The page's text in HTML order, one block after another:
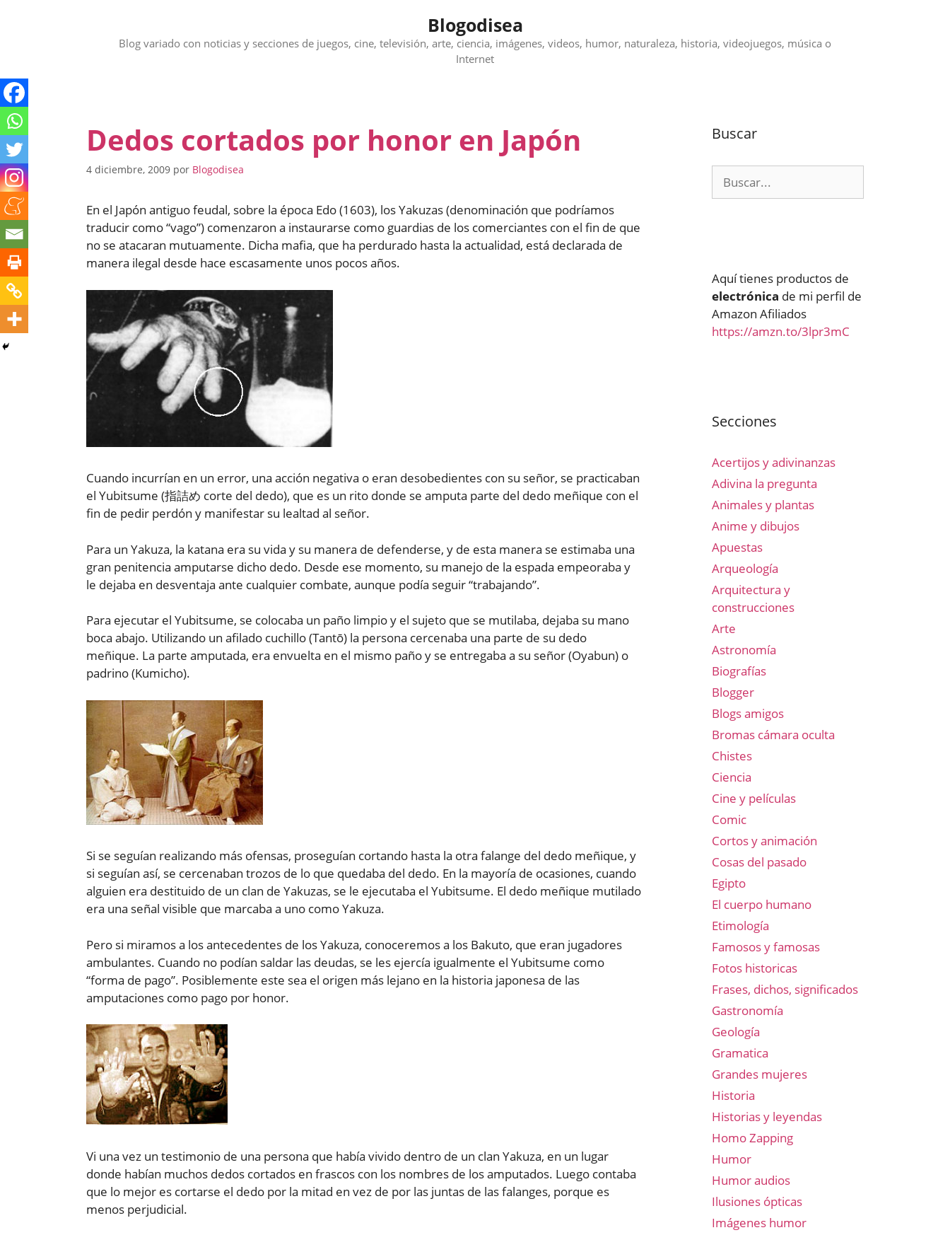
Blogodisea
Blog variado con noticias y secciones de juegos, cine, televisión, arte, ciencia, imágenes, videos, humor, naturaleza, historia, videojuegos, música o
Internet
Dedos cortados por honor en Japón
4 diciembre, 2009 por Blogodisea
En el Japón antiguo feudal, sobre la época Edo (1603), los Yakuzas (denominación que podríamos
traducir como “vago”) comenzaron a instaurarse como guardias de los comerciantes con el fin de que
no se atacaran mutuamente. Dicha mafia, que ha perdurado hasta la actualidad, está declarada de
manera ilegal desde hace escasamente unos pocos años.
Cuando incurrían en un error, una acción negativa o eran desobedientes con su señor, se practicaban
el Yubitsume (指詰め corte del dedo), que es un rito donde se amputa parte del dedo meñique con el
fin de pedir perdón y manifestar su lealtad al señor.
Para un Yakuza, la katana era su vida y su manera de defenderse, y de esta manera se estimaba una
gran penitencia amputarse dicho dedo. Desde ese momento, su manejo de la espada empeoraba y
le dejaba en desventaja ante cualquier combate, aunque podía seguir “trabajando”.
Para ejecutar el Yubitsume, se colocaba un paño limpio y el sujeto que se mutilaba, dejaba su mano
boca abajo. Utilizando un afilado cuchillo (Tantō) la persona cercenaba una parte de su dedo
meñique. La parte amputada, era envuelta en el mismo paño y se entregaba a su señor (Oyabun) o
padrino (Kumicho).
Si se seguían realizando más ofensas, proseguían cortando hasta la otra falange del dedo meñique, y
si seguían así, se cercenaban trozos de lo que quedaba del dedo. En la mayoría de ocasiones, cuando
alguien era destituido de un clan de Yakuzas, se le ejecutaba el Yubitsume. El dedo meñique mutilado
era una señal visible que marcaba a uno como Yakuza.
Pero si miramos a los antecedentes de los Yakuza, conoceremos a los Bakuto, que eran jugadores
ambulantes. Cuando no podían saldar las deudas, se les ejercía igualmente el Yubitsume como
“forma de pago”. Posiblemente este sea el origen más lejano en la historia japonesa de las
amputaciones como pago por honor.
Vi una vez un testimonio de una persona que había vivido dentro de un clan Yakuza, en un lugar
donde habían muchos dedos cortados en frascos con los nombres de los amputados. Luego contaba
que lo mejor es cortarse el dedo por la mitad en vez de por las juntas de las falanges, porque es
menos perjudicial.
Buscar
Aquí tienes productos de
electrónica de mi perfil de
Amazon Afiliados
https://amzn.to/3lpr3mC
Secciones
Acertijos y adivinanzas
Adivina la pregunta
Animales y plantas
Anime y dibujos
Apuestas
Arqueología
Arquitectura y
construcciones
Arte
Astronomía
Biografías
Blogger
Blogs amigos
Bromas cámara oculta
Chistes
Ciencia
Cine y películas
Comic
Cortos y animación
Cosas del pasado
Egipto
El cuerpo humano
Etimología
Famosos y famosas
Fotos historicas
Frases, dichos, significados
Gastronomía
Geología
Gramatica
Grandes mujeres
Historia
Historias y leyendas
Homo Zapping
Humor
Humor audios
Ilusiones ópticas
Imágenes humor